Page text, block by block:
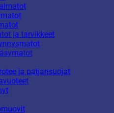
ja tarvikkeet
ja patjansuojat